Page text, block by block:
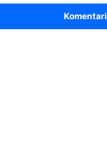
Komentari